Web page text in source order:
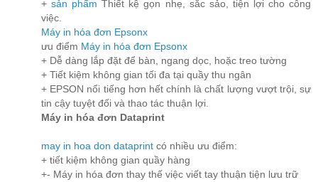
+sản phẩmThiết kệ gọn nhẹ, sắc sảo, tiện lợi cho công
việc.
Máy in hóa đơn Epsonx
ưu điểm Máy in hóa đơn Epsonx
+ Dễ dàng lắp đặt để bàn, ngang dọc, hoặc treo tường
+ Tiết kiệm không gian tối đa tại quầy thu ngân
+ EPSON nổi tiếng hơn hết chính là chất lượng vượt trội, sự
tin cậy tuyệt đối và thao tác thuận lợi.
Máy in hóa đơn Dataprint
may in hoa don dataprint có nhiều ưu điểm:
+ tiết kiệm không gian quầy hàng
+- Máy in hóa đơn thay thế việc viết tay thuận tiện lưu trữ